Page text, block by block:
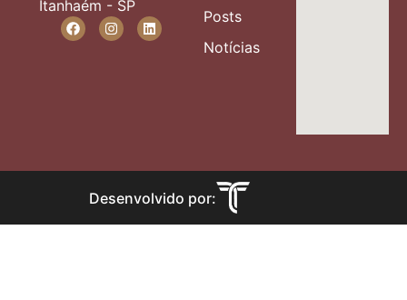
Itanhaém - SP
Posts
Notícias
Desenvolvido por: